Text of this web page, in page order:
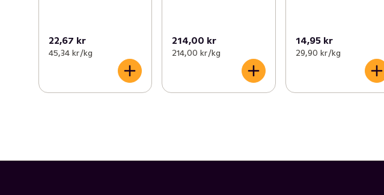
22,67 kr
45,34 kr /kg
214,00 kr
214,00 kr /kg
14,95 kr
29,90 kr /kg